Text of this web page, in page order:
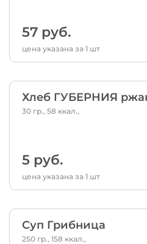
57 руб.
цена указана за 1 шт
Хлеб ГУБЕРНИЯ
30 гр., 58 ккал.,
5 руб.
цена указана за 1 шт
Суп Грибница
250 гр., 158 ккал.,